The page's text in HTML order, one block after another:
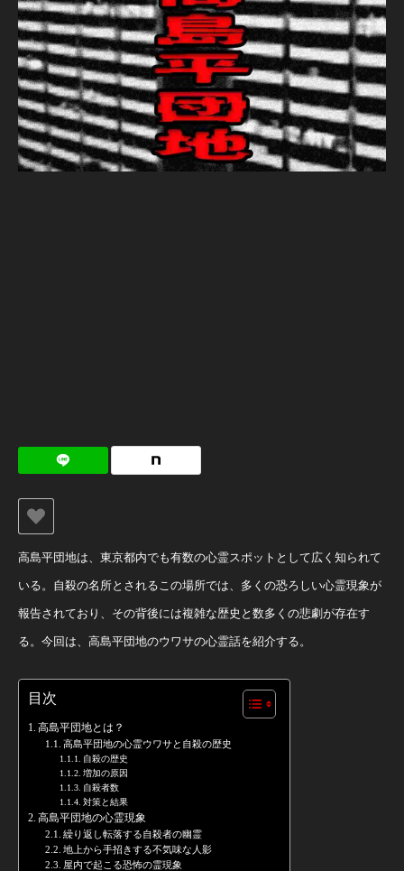
高島平団地は、東京都内でも有数の心霊スポットとして広く知られて
いる。自殺の名所とされるこの場所では、多くの恐ろしい心霊現象が
報告されており、その背後には複雑な歴史と数多くの悲劇が存在す
る。今回は、高島平団地のウワサの心霊話を紹介する。
目次
高島平団地とは？
高島平団地の心霊ウワサと自殺の歴史
自殺の歴史
増加の原因
自殺者数
対策と結果
高島平団地の心霊現象
繰り返し転落する自殺者の幽霊
地上から手招きする不気味な人影
屋内で起こる恐怖の霊現象